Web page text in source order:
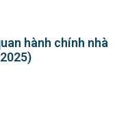
hành chính nhà